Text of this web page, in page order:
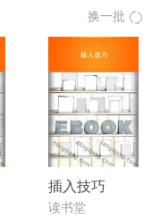
换一批
插入技巧
读书堂